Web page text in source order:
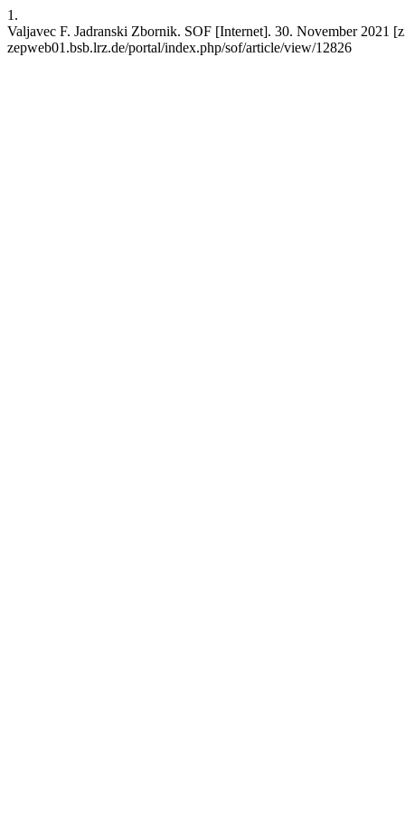
1.
Valjavec F. Jadranski Zbornik. SOF [Internet]. 30. November 2021
zepweb01.bsb.lrz.de/portal/index.php/sof/article/view/12826